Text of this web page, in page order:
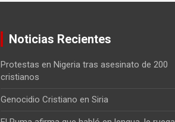
Noticias Recientes
Protestas en Nigeria tras asesinato de 200
cristianos
Genocidio Cristiano en Siria